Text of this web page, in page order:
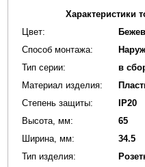
Характеристики
Цвет:
Способ монтажа:
Тип серии:
в
Материал изделия:
Степень защиты:
IP20
Высота, мм:
65
Ширина, мм:
34.5
Тип изделия: